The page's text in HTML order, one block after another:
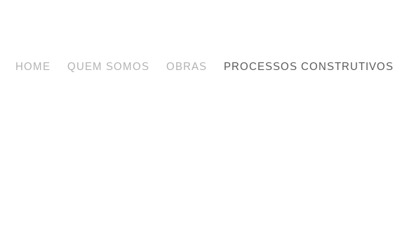
HOME QUEM SOMOS OBRAS PROCESSOS CONSTRUTIVOS